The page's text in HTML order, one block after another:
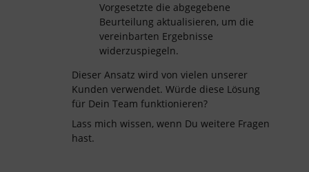
Vorgesetzte die abgegebene
Beurteilung aktualisieren, um die
vereinbarten Ergebnisse
widerzuspiegeln.
Dieser Ansatz wird von vielen unserer
Kunden verwendet. Würde diese Lösung
für Dein Team funktionieren?
Lass mich wissen, wenn Du weitere Fragen
hast.